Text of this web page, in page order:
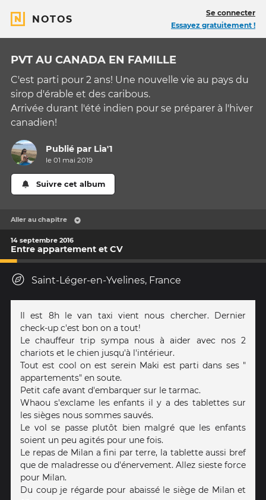
NOTOS
Se connecter
Essayez gratuitement !
PVT AU CANADA EN FAMILLE
C'est parti pour 2 ans! Une nouvelle vie au pays du
sirop d'érable et des caribous.
Arrivée durant l'été indien pour se préparer à l'hiver
canadien!
Publié par Lia'1
le 01 mai 2019
Suivre cet album
Aller au chapitre
14 septembre 2016
Entre appartement et CV
Saint-Léger-en-Yvelines, France
Il est 8h le van taxi vient nous chercher. Dernier
check-up c'est bon on a tout!
Le chauffeur trip sympa nous à aider avec nos 2
chariots et le chien jusqu'à l'intérieur.
Tout est cool on est serein Maki est parti dans ses "
appartements" en soute.
Petit cafe avant d'embarquer sur le tarmac.
Whaou s'exclame les enfants il y a des tablettes sur
les sièges nous sommes sauvés.
Le vol se passe plutôt bien malgré que les enfants
soient un peu agités pour une fois.
Le repas de Milan a fini par terre, la tablette aussi bref
que de maladresse ou d'énervement. Allez sieste force
pour Milan.
Du coup je régarde pour abaissé le siège de Milan et